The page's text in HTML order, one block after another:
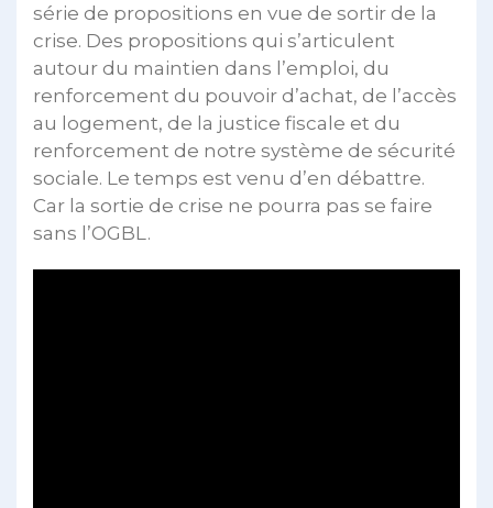
série de propositions en vue de sortir de la
crise. Des propositions qui s’articulent
autour du maintien dans l’emploi, du
renforcement du pouvoir d’achat, de l’accès
au logement, de la justice fiscale et du
renforcement de notre système de sécurité
sociale. Le temps est venu d’en débattre.
Car la sortie de crise ne pourra pas se faire
sans l’OGBL.